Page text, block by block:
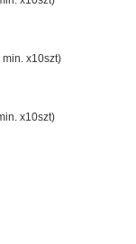
x10szt)
x10szt)